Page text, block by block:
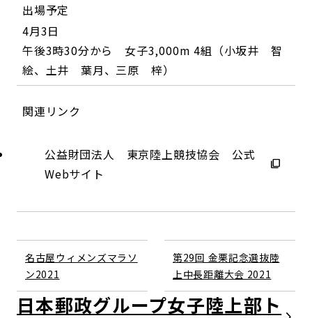
出場予定
4月3日
午後3時30分から 女子3,000m 4組（小坂井 智
絵、土井 葉月、三原 梓）
関連リンク
公益財団法人 東京陸上競技協会 公式
Webサイト
名古屋ウィメンズマラソ
ン2021
第29回 金栗記念選抜陸
上中長距離大会 2021
日本郵政グループ女子陸上部